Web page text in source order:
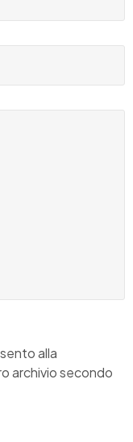
alla
archivio secondo